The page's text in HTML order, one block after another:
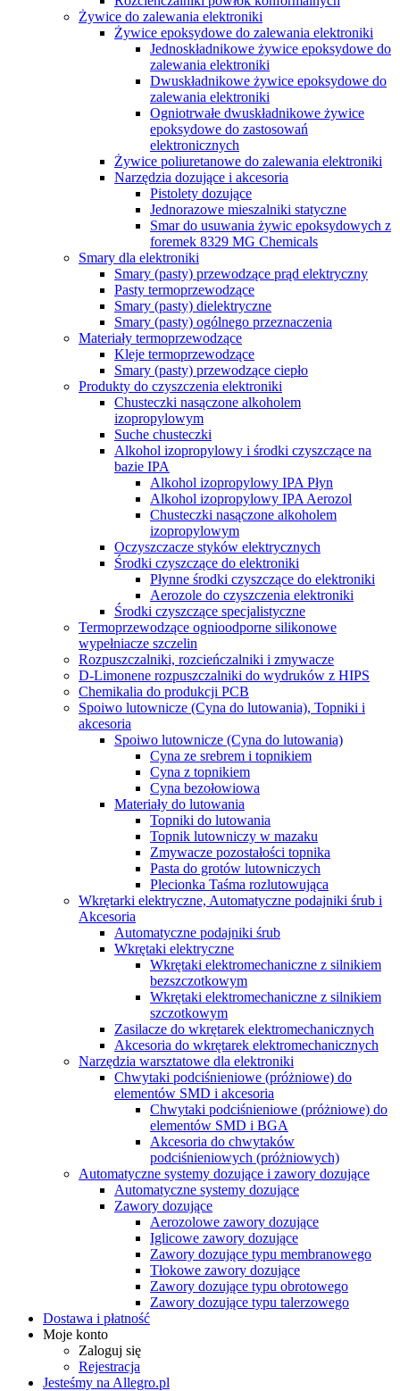
Żywice do zalewania elektroniki
Żywice epoksydowe do zalewania elektroniki
Jednoskładnikowe żywice epoksydowe do
zalewania elektroniki
Dwuskładnikowe żywice epoksydowe do
zalewania elektroniki
Ogniotrwałe dwuskładnikowe żywice
epoksydowe do zastosowań
elektronicznych
Żywice poliuretanowe do zalewania elektroniki
Narzędzia dozujące i akcesoria
Pistolety dozujące
Jednorazowe mieszalniki statyczne
Smar do usuwania żywic epoksydowych z
foremek 8329 MG Chemicals
Smary dla elektroniki
Smary (pasty) przewodzące prąd elektryczny
Pasty termoprzewodzące
Smary (pasty) dielektryczne
Smary (pasty) ogólnego przeznaczenia
Materiały termoprzewodzące
Kleje termoprzewodzące
Smary (pasty) przewodzące ciepło
Produkty do czyszczenia elektroniki
Chusteczki nasączone alkoholem
izopropylowym
Suche chusteczki
Alkohol izopropylowy i środki czyszczące na
bazie IPA
Alkohol izopropylowy IPA Płyn
Alkohol izopropylowy IPA Aerozol
Chusteczki nasączone alkoholem
izopropylowym
Oczyszczacze styków elektrycznych
Środki czyszczące do elektroniki
Płynne środki czyszczące do elektroniki
Aerozole do czyszczenia elektroniki
Środki czyszczące specjalistyczne
Termoprzewodzące ognioodporne silikonowe
wypełniacze szczelin
Rozpuszczalniki, rozcieńczalniki i zmywacze
D-Limonene rozpuszczalniki do wydruków z HIPS
Chemikalia do produkcji PCB
Spoiwo lutownicze (Cyna do lutowania), Topniki i
akcesoria
Spoiwo lutownicze (Cyna do lutowania)
Cyna ze srebrem i topnikiem
Cyna z topnikiem
Cyna bezołowiowa
Materiały do lutowania
Topniki do lutowania
Topnik lutowniczy w mazaku
Zmywacze pozostałości topnika
Pasta do grotów lutowniczych
Plecionka Taśma rozlutowująca
Wkrętarki elektryczne, Automatyczne podajniki śrub i
Akcesoria
Automatyczne podajniki śrub
Wkrętaki elektryczne
Wkrętaki elektromechaniczne z silnikiem
bezszczotkowym
Wkrętaki elektromechaniczne z silnikiem
szczotkowym
Zasilacze do wkrętarek elektromechanicznych
Akcesoria do wkrętarek elektromechanicznych
Narzędzia warsztatowe dla elektroniki
Chwytaki podciśnieniowe (próżniowe) do
elementów SMD i akcesoria
Chwytaki podciśnieniowe (próżniowe) do
elementów SMD i BGA
Akcesoria do сhwytaków
podciśnieniowych (próżniowych)
Automatyczne systemy dozujące i zawory dozujące
Automatyczne systemy dozujące
Zawory dozujące
Aerozolowe zawory dozujące
Iglicowe zawory dozujące
Zawory dozujące typu membranowego
Tłokowe zawory dozujące
Zawory dozujące typu obrotowego
Zawory dozujące typu talerzowego
Dostawa i płatność
Moje konto
Zaloguj się
Rejestracja
Jesteśmy na Allegro.pl